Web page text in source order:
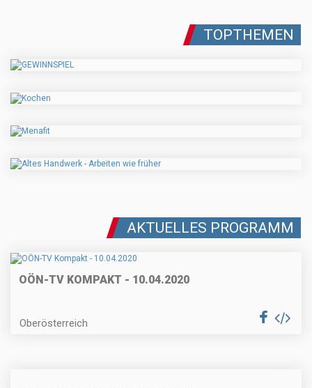
TOPTHEMEN
AKTUELLES PROGRAMM
OÖN-TV KOMPAKT - 10.04.2020
Oberösterreich